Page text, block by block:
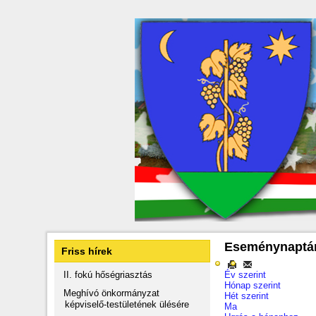
Friss hírek
II. fokú hőségriasztás
Meghívó önkormányzat
képviselő-testületének ülésére
Év szerint
Hónap szerint
Hét szerint
Ma